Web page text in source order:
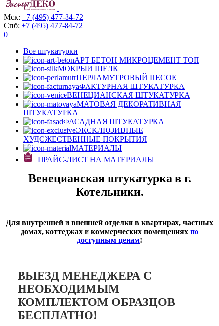
Мск: +7 (495) 477-84-72
Спб: +7 (495) 477-84-72
0
Все штукатурки
АРТ БЕТОН МИКРОЦЕМЕНТ ТОП
МОКРЫЙ ШЕЛК
ПЕРЛАМУТРОВЫЙ ПЕСОК
ФАКТУРНАЯ ШТУКАТУРКА
ВЕНЕЦИАНСКАЯ ШТУКАТУРКА
МАТОВАЯ ДЕКОРАТИВНАЯ
ШТУКАТУРКА
ФАСАДНАЯ ШТУКАТУРКА
ЭКСКЛЮЗИВНЫЕ
ХУДОЖЕСТВЕННЫЕ ПОКРЫТИЯ
МАТЕРИАЛЫ
ПРАЙС-ЛИСТ НА МАТЕРИАЛЫ
Венецианская штукатурка в г.
Котельники.
Для внутренней и внешней отделки в квартирах, частных
домах, коттеджах и коммерческих помещениях по
доступным ценам!
ВЫЕЗД МЕНЕДЖЕРА С
НЕОБХОДИМЫМ
КОМПЛЕКТОМ ОБРАЗЦОВ
БЕСПЛАТНО!